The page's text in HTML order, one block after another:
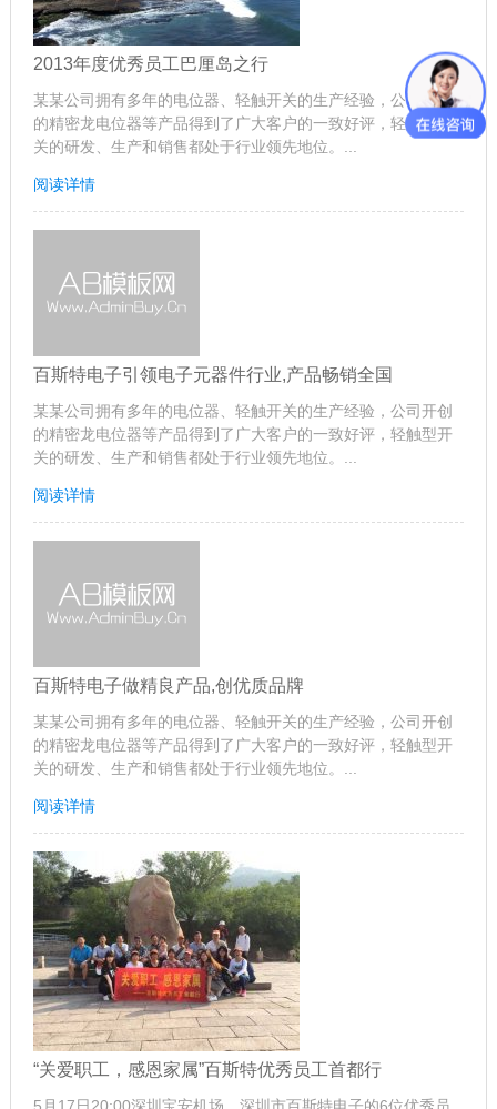
2013年度优秀员工巴厘岛之行
某某公司拥有多年的电位器、轻触开关的生产经验，公司开创
的精密龙电位器等产品得到了广大客户的一致好评，轻触型开
关的研发、生产和销售都处于行业领先地位。...
阅读详情
百斯特电子引领电子元器件行业,产品畅销全国
某某公司拥有多年的电位器、轻触开关的生产经验，公司开创
的精密龙电位器等产品得到了广大客户的一致好评，轻触型开
关的研发、生产和销售都处于行业领先地位。...
阅读详情
百斯特电子做精良产品,创优质品牌
某某公司拥有多年的电位器、轻触开关的生产经验，公司开创
的精密龙电位器等产品得到了广大客户的一致好评，轻触型开
关的研发、生产和销售都处于行业领先地位。...
阅读详情
“关爱职工，感恩家属”百斯特优秀员工首都行